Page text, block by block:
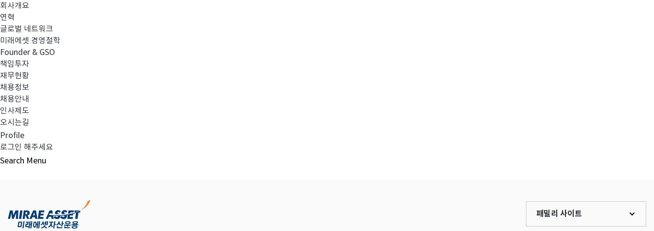
회사개요
연혁
글로벌 네트워크
미래에셋 경영철학
Founder & GSO
책임투자
재무현황
채용정보
채용안내
인사제도
오시는길
Profile
로그인 해주세요
Search Menu
이전글
다음글
목록보기
패밀리 사이트